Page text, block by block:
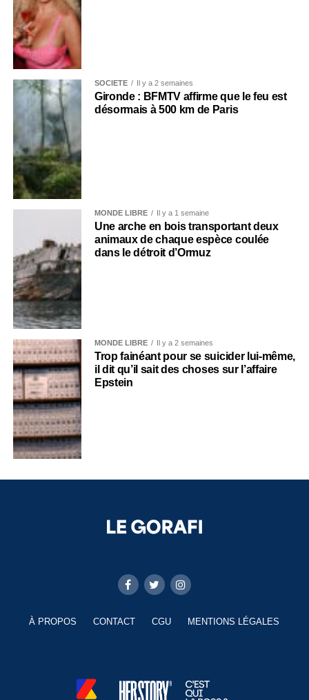
SOCIÉTÉ Il y a 2 semaines
Gironde : BFMTV affirme que le feu est
désormais à 500 km de Paris
MONDE LIBRE Il y a 1 semaine
Une arche en bois transportant deux
animaux de chaque espèce coulée
dans le détroit d’Ormuz
MONDE LIBRE Il y a 2 semaines
Trop fainéant pour se suicider lui-même,
il dit qu’il sait des choses sur l’affaire
Epstein
À PROPOS CONTACT CGU MENTIONS LÉGALES